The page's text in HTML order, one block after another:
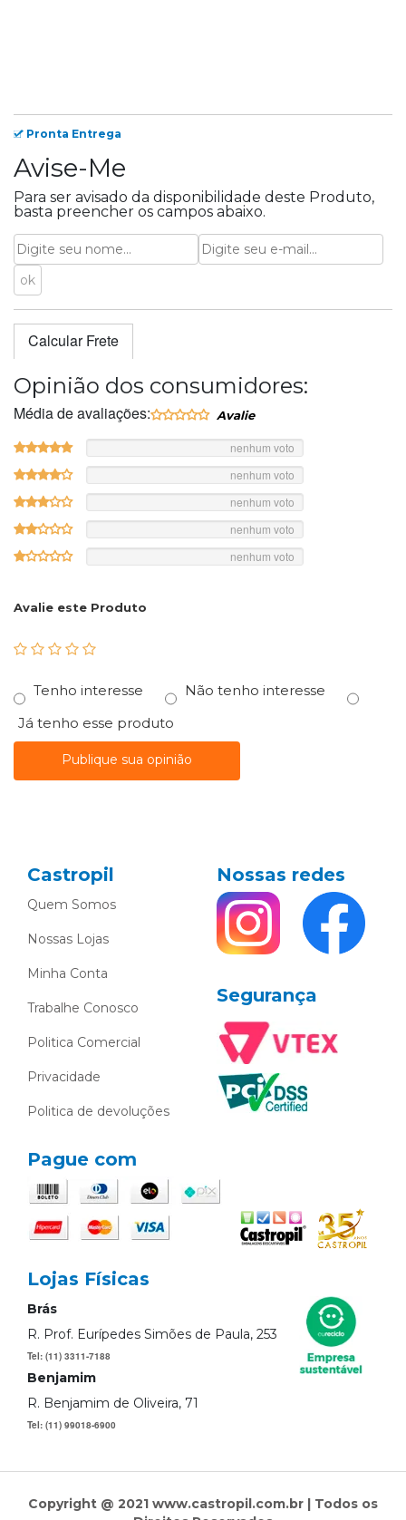
Pronta Entrega
Avise-Me
Para ser avisado da disponibilidade deste Produto,
basta preencher os campos abaixo.
Calcular Frete
Opinião dos consumidores:
Média de avaliações:
nenhum voto
nenhum voto
nenhum voto
nenhum voto
nenhum voto
Avalie este Produto
Tenho interesse
Não tenho interesse
Já tenho esse produto
Publique sua opinião
Castropil
Quem Somos
Nossas Lojas
Minha Conta
Trabalhe Conosco
Politica Comercial
Privacidade
Politica de devoluções
Nossas redes
Segurança
Pague com
Lojas Físicas
Brás
R. Prof. Eurípedes Simões de Paula, 253
Tel: (11) 3311-7188
Benjamim
R. Benjamim de Oliveira, 71
Tel: (11) 99018-6900
Copyright @ 2021 www.castropil.com.br | Todos os